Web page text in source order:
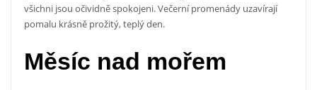
všichni jsou očividně spokojeni. Večerní promenády uzavírají
pomalu krásně prožitý, teplý den.
Měsíc nad mořem